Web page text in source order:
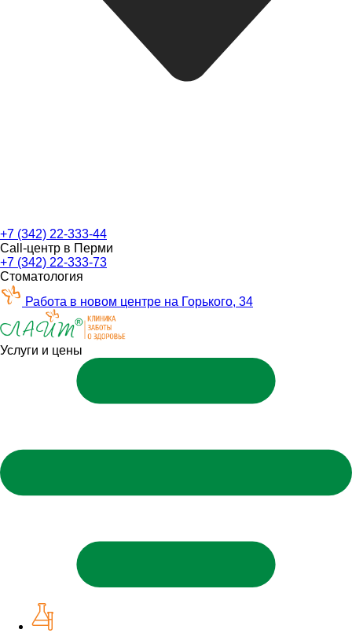
+7 (342) 22-333-44
Call-центр в Перми
+7 (342) 22-333-73
Стоматология
Работа в новом центре на Горького, 34
Услуги и цены